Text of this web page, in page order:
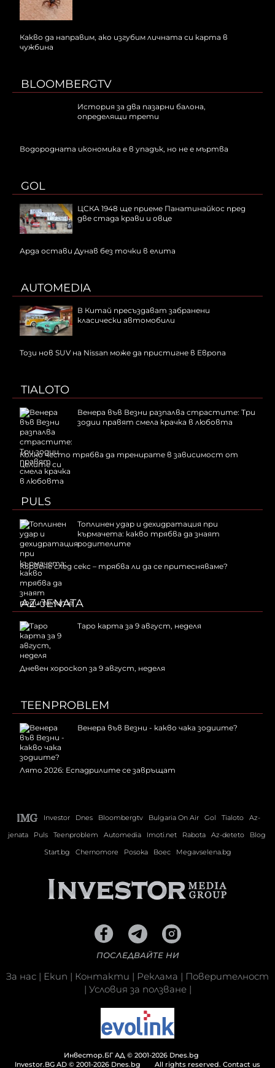
Какво да направим, ако изгубим личната си карта в
чужбина
BLOOMBERGTV
История за два пазарни балона,
определящи трети
Водородната икономика е в упадък, но не е мъртва
GOL
ЦСКА 1948 ще приеме Панатинайкос пред
две стада крави и овце
Арда остави Дунав без точки в елита
AUTOMEDIA
В Китай пресъздават забранени
класически автомобили
Този нов SUV на Nissan може да пристигне в Европа
TIALOTO
Венера във Везни разпалва страстите: Три
зодии правят смела крачка в любовта
Колко често трябва да тренирате в зависимост от
целите си
PULS
Топлинен удар и дехидратация при
кърмачета: какво трябва да знаят
родителите
Кървене след секс – трябва ли да се притесняваме?
AZ-JENATA
Таро карта за 9 август, неделя
Дневен хороскоп за 9 август, неделя
TEENPROBLEM
Венера във Везни - какво чака зодиите?
Лято 2026: Еспадрилите се завръщат
Investor Dnes Bloombergtv Bulgaria On Air Gol Tialoto
Az-
jenata
Puls Teenproblem Automedia Imoti.net Rabota Az-deteto
Blog
Start.bg
Chernomore Posoka Boec Megavselena.bg
ПОСЛЕДВАЙТЕ НИ
За нас | Екип | Контакти | Реклама | Поверителност
| Условия за ползване|
Инвестор.БГ АД © 2001-2026 Dnes.bg
Investor.BG AD © 2001-2026 Dnes.bg
All rights reserved. Contact us